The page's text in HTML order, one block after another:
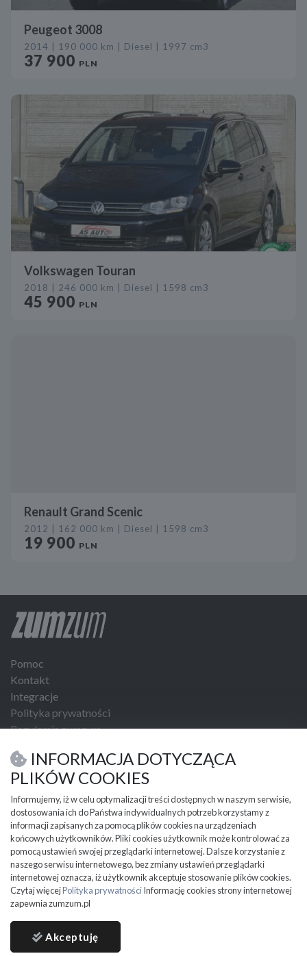
Peugeot 3008
2014 | 190 000 km | Diesel | 1997 cm3
37 900 PLN
Volkswagen Touran
2018 | 246 000 km | Diesel | 1598 cm3
45 900 PLN
Renault Grand Scenic
2012 | 162 000 km | Diesel | 1598 cm3
19 900 PLN
Pomoc
Kontakt
Integracje
Polityka prywatności
Regulamin zumzum
USŁUGI I NARZĘDZIA
PRZYDATNE INFORMACJE
Partnerzy
Cennik
Mapa kategorii
Mapa miejscowości
Ważne informacje
INFORMACJA DOTYCZĄCA
PLIKÓW COOKIES
Informujemy, iż w celu optymalizacji treści dostępnych w naszym serwisie,
dostosowania ich do Państwa indywidualnych potrzeb korzystamy z
informacji zapisanych za pomocą plików cookies na urządzeniach
końcowych użytkowników. Pliki cookies użytkownik może kontrolować za
pomocą ustawień swojej przeglądarki internetowej. Dalsze korzystanie z
naszego serwisu internetowego, bez zmiany ustawień przeglądarki
internetowej oznacza, iż użytkownik akceptuje stosowanie plików cookies.
Czytaj więcejPolityka prywatnościInformację cookies strony internetowej
zapewnia zumzum.pl
Akceptuję